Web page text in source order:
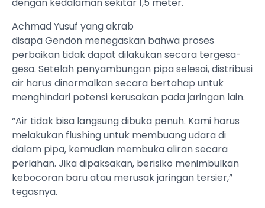
dengan kedalaman sekitar 1,5 meter.
Achmad Yusuf yang akrab
disapa Gendon menegaskan bahwa proses
perbaikan tidak dapat dilakukan secara tergesa-
gesa. Setelah penyambungan pipa selesai, distribusi
air harus dinormalkan secara bertahap untuk
menghindari potensi kerusakan pada jaringan lain.
“Air tidak bisa langsung dibuka penuh. Kami harus
melakukan flushing untuk membuang udara di
dalam pipa, kemudian membuka aliran secara
perlahan. Jika dipaksakan, berisiko menimbulkan
kebocoran baru atau merusak jaringan tersier,”
tegasnya.